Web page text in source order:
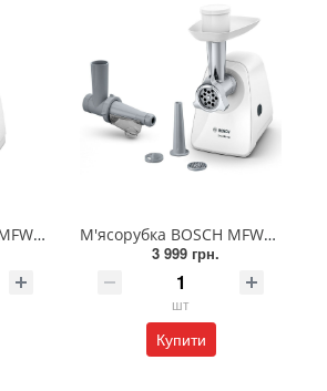
М'ясорубка BOSCH MFW2500W
М'ясорубка BOSCH MFW2515W
3 999 грн.
шт
Купити